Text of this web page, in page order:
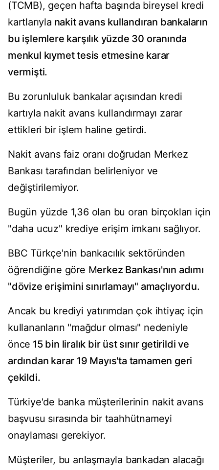
(TCMB), geçen hafta başında bireysel kredi
kartlarıyla nakit avans kullandıran bankaların
bu işlemlere karşılık yüzde 30 oranında
menkul kıymet tesis etmesine karar
vermişti.
Bu zorunluluk bankalar açısından kredi
kartıyla nakit avans kullandırmayı zarar
ettikleri bir işlem haline getirdi.
Nakit avans faiz oranı doğrudan Merkez
Bankası tarafından belirleniyor ve
değiştirilemiyor.
Bugün yüzde 1,36 olan bu oran birçokları için
"daha ucuz" krediye erişim imkanı sağlıyor.
BBC Türkçe'nin bankacılık sektöründen
öğrendiğine göre Merkez Bankası'nın adımı
"dövize erişimini sınırlamayı" amaçlıyordu.
Ancak bu krediyi yatırımdan çok ihtiyaç için
kullananların "mağdur olması" nedeniyle
önce 15 bin liralık bir üst sınır getirildi ve
ardından karar 19 Mayıs'ta tamamen geri
çekildi.
Türkiye'de banka müşterilerinin nakit avans
başvusu sırasında bir taahhütnameyi
onaylaması gerekiyor.
Müşteriler, bu anlaşmayla bankadan alacağı